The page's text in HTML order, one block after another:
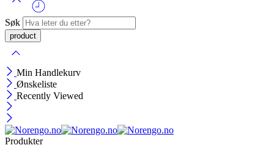
Søk
Min Handlekurv
Ønskeliste
Recently Viewed
Produkter